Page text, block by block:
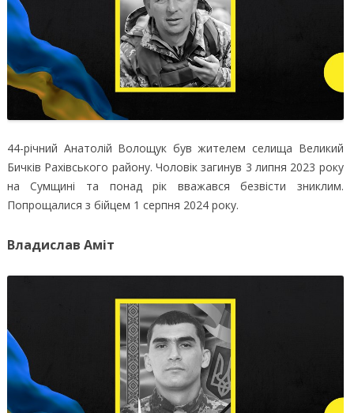
44-річний Анатолій Волощук був жителем селища Великий
Бичків Рахівського району. Чоловік загинув 3 липня 2023 року
на Сумщині та понад рік вважався безвісти зниклим.
Попрощалися з бійцем 1 серпня 2024 року.
Владислав Аміт